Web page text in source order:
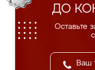
ДО
Оставьте